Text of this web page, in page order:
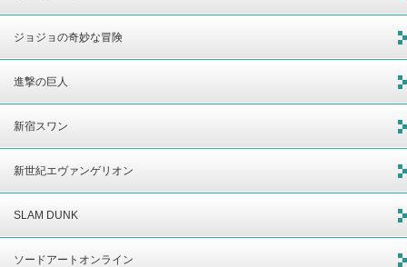
ジョジョの奇妙な冒険
進撃の巨人
新宿スワン
新世紀エヴァンゲリオン
SLAM DUNK
ソードアートオンライン